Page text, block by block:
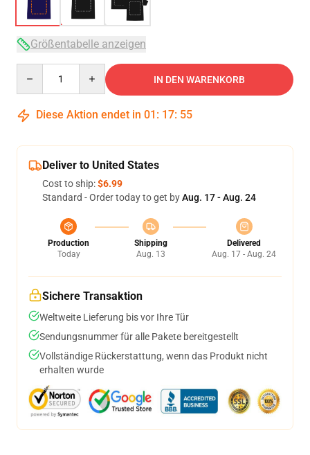
Größentabelle anzeigen
IN DEN WARENKORB
Diese Aktion endet in 01 : 17: 54
Deliver to United States
Cost to ship:$6.99
Standard - Order today to get byAug. 17 - Aug. 24
Production
Today
Shipping
Aug. 13
Delivered
Aug. 17 - Aug. 24
Sichere Transaktion
Weltweite Lieferung bis vor Ihre Tür
Sendungsnummer für alle Pakete bereitgestellt
Vollständige Rückerstattung, wenn das Produkt nicht
erhalten wurde